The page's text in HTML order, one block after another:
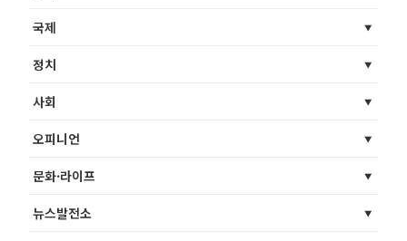
국제
정치
사회
오피니언
문화·라이프
뉴스발전소